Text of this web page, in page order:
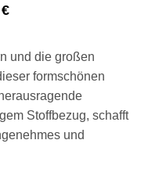
€
ist:
198,00 €.
und die großen
formschönen
Stoffbezug, schafft
und